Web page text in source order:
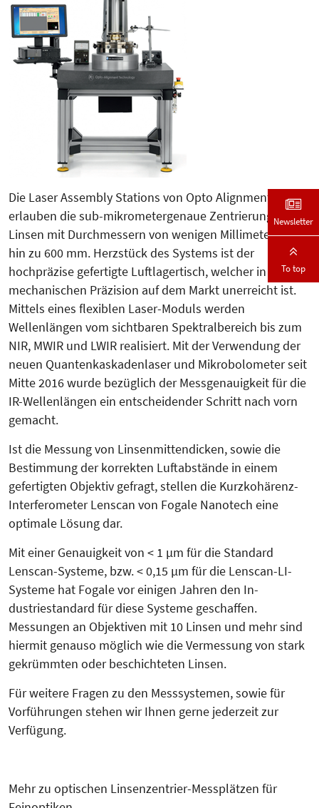
Die Laser Assembly Stations von Op­to Alignment
erlauben die sub-mi­­krometergenaue Zentrierung von
Linsen mit Durchmessern von wenigen Millimetern bis
hin zu 600 mm. Herzstück des Systems ist der
hochpräzise gefertigte Luftlagertisch, welcher in seiner
mechanischen Prä­zi­sion auf dem Markt unerreicht ist.
Mittels eines flexiblen Laser-Mo­duls werden
Wellenlängen vom sichtba­ren Spektralbereich bis zum
NIR, MWIR und LWIR realisiert. Mit der Verwendung der
neuen Quan­ten­kaskadenlaser und Mikro­bolo­me­ter seit
Mitte 2016 wurde bezüglich der Messgenauigkeit für die
IR-Wel­len­längen ein entscheidender Schritt nach vorn
gemacht.
Ist die Messung von Linsenmitten­dicken, sowie die
Bestimmung der korrekten Luftabstände in einem
gefertigten Objektiv gefragt, stellen die Kurzkohärenz-
Interferometer Lenscan von Fogale Nanotech eine
optimale Lösung dar.
Mit einer Genauigkeit von < 1 µm für die Standard
Lenscan-Systeme, bzw. < 0,15 µm für die Lenscan-LI-
Systeme hat Fogale vor einigen Jahren den In­
dustriestandard für diese Systeme geschaffen.
Messungen an Objektiven mit 10 Linsen und mehr sind
hiermit genauso möglich wie die Vermessung von stark
gekrümmten oder beschichteten Linsen.
Für weitere Fragen zu den Mess­sys­temen, sowie für
Vorfüh­run­gen stehen wir Ihnen gerne jederzeit zur
Verfügung.
Mehr zu optischen Linsenzentrier-Messplätzen für
Newsletter
To top